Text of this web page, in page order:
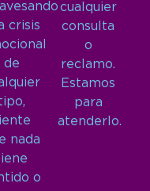
crisis
de
nada
o
cualquier
consulta
o
reclamo.
Estamos
para
atenderlo.